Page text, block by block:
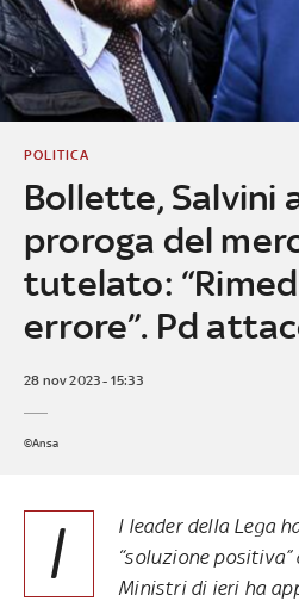
Bollette, Salvini
proroga del
tutelato:
errore”. Pd
POLITICA
28 nov 2023 - 15:33
©Ansa
I
l leader della Lega
“soluzione
Ministri di ieri ha